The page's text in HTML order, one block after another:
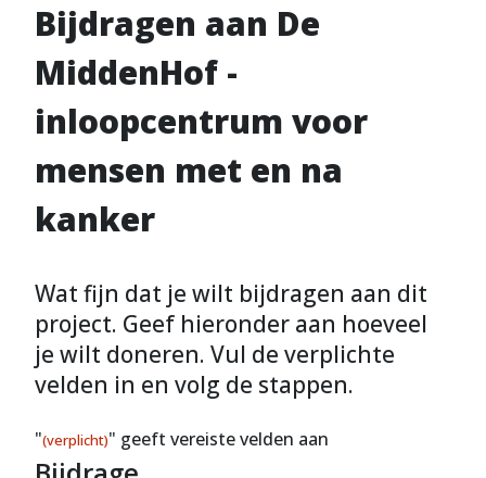
Bijdragen aan De
MiddenHof -
inloopcentrum voor
mensen met en na
kanker
Wat fijn dat je wilt bijdragen aan dit
project. Geef hieronder aan hoeveel
je wilt doneren. Vul de verplichte
velden in en volg de stappen.
"(verplicht)" geeft vereiste velden aan